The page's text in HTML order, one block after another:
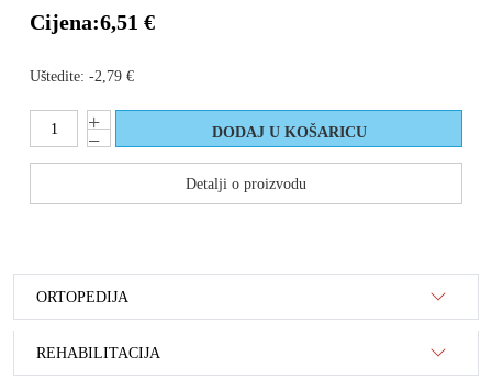
Cijena:6,51 €
Uštedite: -2,79 €
Detalji o proizvodu
ORTOPEDIJA
REHABILITACIJA